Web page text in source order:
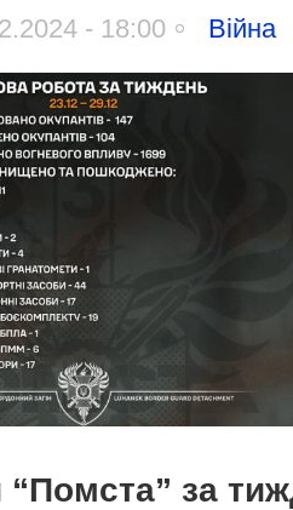
- 18:00 Війна
“Помста” за